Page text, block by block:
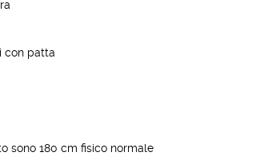
con patta
sono 180 cm fisico normale